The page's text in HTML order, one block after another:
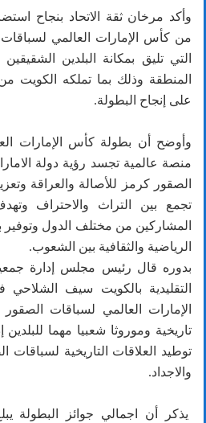
وأكد مرخان ثقة الاتحاد بنجاح
من كأس الإمارات العالمي
التي تليق بمكانة البلدين
المنطقة وذلك بما تملكه الكويت
على إنجاح البطولة.
وأوضح أن بطولة كأس الإمارات
منصة عالمية تجسد رؤية دولة
الصقور كرمز للأصالة والعراقة
تجمع بين التراث والاحتراف
المشاركين من مختلف الدول وتوفير
الرياضية والثقافية بين الشعوب.
بدوره قال رئيس مجلس إدارة جمعية
التقليدية بالكويت سيف
الإمارات العالمي لسباقات
تاريخية وموروثا شعبيا مهما
توطيد العلاقات التاريخية لسباقات
والاجداد.
يذكر أن اجمالي جوائز البطولة